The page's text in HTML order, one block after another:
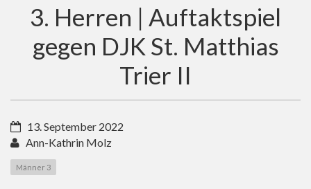
3. Herren | Auftaktspiel
gegen DJK St. Matthias
Trier II
13. September 2022
Ann-Kathrin Molz
Männer 3